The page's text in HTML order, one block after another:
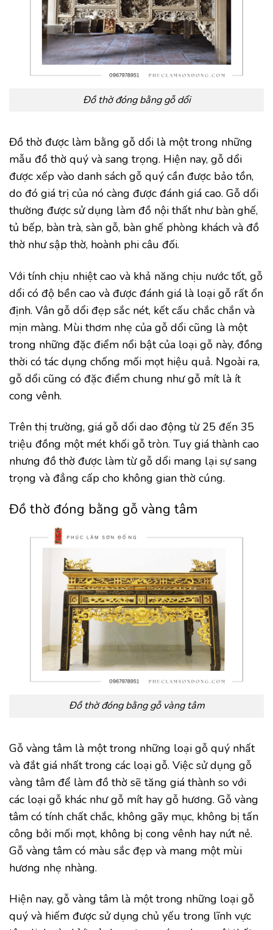
Đồ thờ đóng bằng gỗ dổi
Đồ thờ được làm bằng gỗ dổi là một trong những
mẫu đồ thờ quý và sang trọng. Hiện nay, gỗ dổi
được xếp vào danh sách gỗ quý cần được bảo tồn,
do đó giá trị của nó càng được đánh giá cao. Gỗ dổi
thường được sử dụng làm đồ nội thất như bàn ghế,
tủ bếp, bàn trà, sàn gỗ, bàn ghế phòng khách và đồ
thờ như sập thờ, hoành phi câu đối.
Với tính chịu nhiệt cao và khả năng chịu nước tốt, gỗ
dổi có độ bền cao và được đánh giá là loại gỗ rất ổn
định. Vân gỗ dổi đẹp sắc nét, kết cấu chắc chắn và
mịn màng. Mùi thơm nhẹ của gỗ dổi cũng là một
trong những đặc điểm nổi bật của loại gỗ này, đồng
thời có tác dụng chống mối mọt hiệu quả. Ngoài ra,
gỗ dổi cũng có đặc điểm chung như gỗ mít là ít
cong vênh.
Trên thị trường, giá gỗ dổi dao động từ 25 đến 35
triệu đồng một mét khối gỗ tròn. Tuy giá thành cao
nhưng đồ thờ được làm từ gỗ dổi mang lại sự sang
trọng và đẳng cấp cho không gian thờ cúng.
Đồ thờ đóng bằng gỗ vàng tâm
Đồ thờ đóng bằng gỗ vàng tâm
Gỗ vàng tâm là một trong những loại gỗ quý nhất
và đắt giá nhất trong các loại gỗ. Việc sử dụng gỗ
vàng tâm để làm đồ thờ sẽ tăng giá thành so với
các loại gỗ khác như gỗ mít hay gỗ hương. Gỗ vàng
tâm có tính chất chắc, không gãy mục, không bị tấn
công bởi mối mọt, không bị cong vênh hay nứt nẻ.
Gỗ vàng tâm có màu sắc đẹp và mang một mùi
hương nhẹ nhàng.
Hiện nay, gỗ vàng tâm là một trong những loại gỗ
quý và hiếm được sử dụng chủ yếu trong lĩnh vực